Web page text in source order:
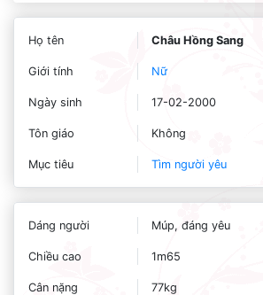
Họ tên Châu Hồng Sang
Giới tính Nữ
Ngày sinh 17-02-2000
Tôn giáo Không
Mục tiêu Tìm người yêu
Dáng người Múp, đáng yêu
Chiều cao 1m65
Cân nặng 77kg